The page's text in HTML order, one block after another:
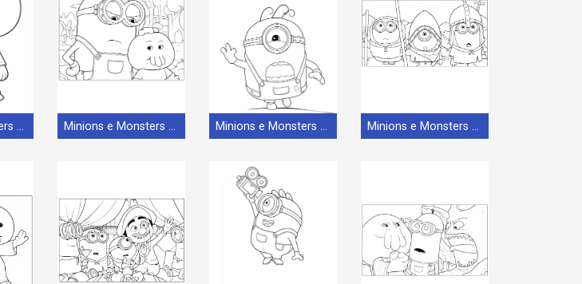
Minions e Monsters (12) Minions e Monsters (15) Minions e Monsters (18) Minions e Monsters (8)